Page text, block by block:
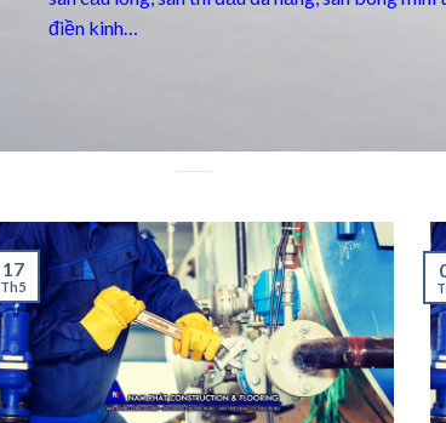
điền kinh…
17
Th5